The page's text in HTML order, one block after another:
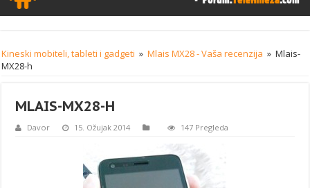
Kineski mobiteli, tableti i gadgeti » Mlais MX28 - Vaša recenzija » Mlais-
MX28-h
MLAIS-MX28-H
Davor 15. Ožujak 2014 147 Pregleda